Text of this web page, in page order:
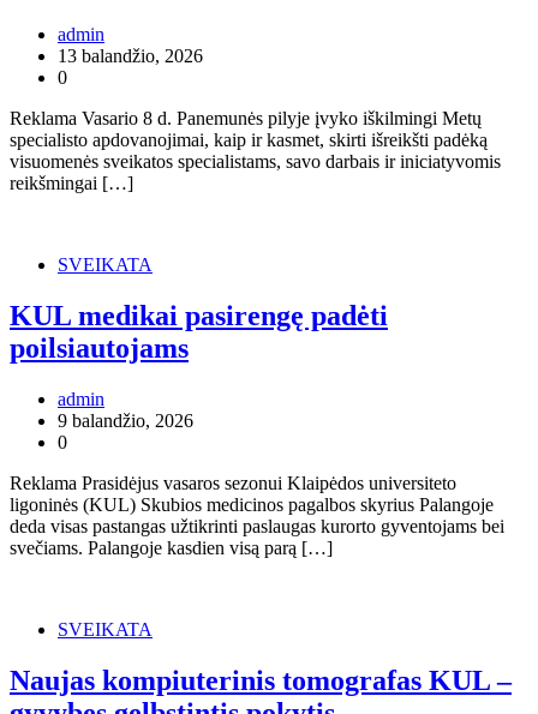
admin
13 balandžio, 2026
0
Reklama Vasario 8 d. Panemunės pilyje įvyko iškilmingi Metų
specialisto apdovanojimai, kaip ir kasmet, skirti išreikšti padėką
visuomenės sveikatos specialistams, savo darbais ir iniciatyvomis
reikšmingai […]
SVEIKATA
KUL medikai pasirengę padėti
poilsiautojams
admin
9 balandžio, 2026
0
Reklama Prasidėjus vasaros sezonui Klaipėdos universiteto
ligoninės (KUL) Skubios medicinos pagalbos skyrius Palangoje
deda visas pastangas užtikrinti paslaugas kurorto gyventojams bei
svečiams. Palangoje kasdien visą parą […]
SVEIKATA
Naujas kompiuterinis tomografas KUL –